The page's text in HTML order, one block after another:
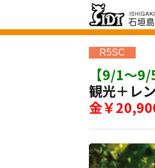
【公式】
リーム
の離島
をご案
【9/1～9/
観光＋レ
金￥
R5SC